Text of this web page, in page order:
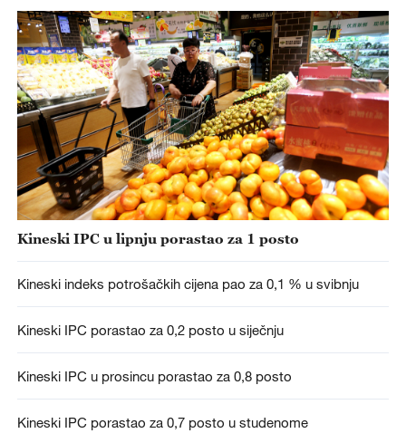
Kineski IPC u lipnju porastao za 1 posto
Kineski indeks potrošačkih cijena pao za 0,1 % u svibnju
Kineski IPC porastao za 0,2 posto u siječnju
Kineski IPC u prosincu porastao za 0,8 posto
Kineski IPC porastao za 0,7 posto u studenome